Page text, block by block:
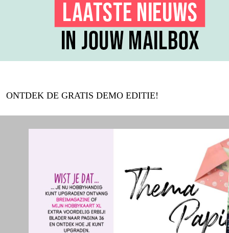
ONTDEK DE GRATIS DEMO EDITIE!